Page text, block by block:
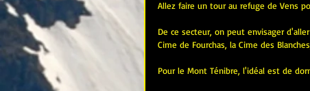
Allez faire un tour au refuge de Vens
De ce secteur, on peut envisager
Cime de Fourchas, la Cime des
Pour le Mont Ténibre, l'idéal est de